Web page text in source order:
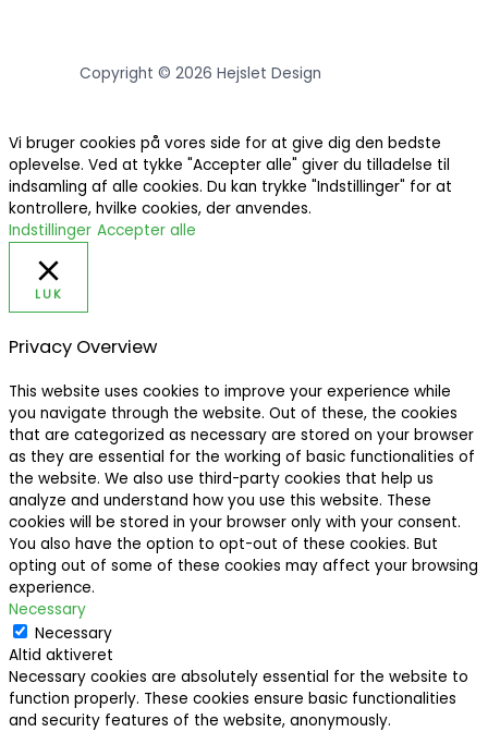
Copyright © 2026 Hejslet Design
Vi bruger cookies på vores side for at give dig den bedste
oplevelse. Ved at tykke "Accepter alle" giver du tilladelse til
indsamling af alle cookies. Du kan trykke "Indstillinger" for at
kontrollere, hvilke cookies, der anvendes.
Indstillinger Accepter alle
LUK
Privacy Overview
This website uses cookies to improve your experience while
you navigate through the website. Out of these, the cookies
that are categorized as necessary are stored on your browser
as they are essential for the working of basic functionalities of
the website. We also use third-party cookies that help us
analyze and understand how you use this website. These
cookies will be stored in your browser only with your consent.
You also have the option to opt-out of these cookies. But
opting out of some of these cookies may affect your browsing
experience.
Necessary
Necessary
Altid aktiveret
Necessary cookies are absolutely essential for the website to
function properly. These cookies ensure basic functionalities
and security features of the website, anonymously.